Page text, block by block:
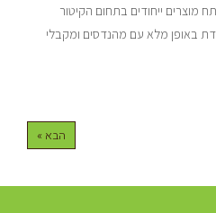
מוצרים ייחודים בתחום הקיטור
באופן מלא עם מהנדסים ומקבלי
הבא »